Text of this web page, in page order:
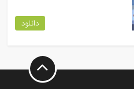
دانلود